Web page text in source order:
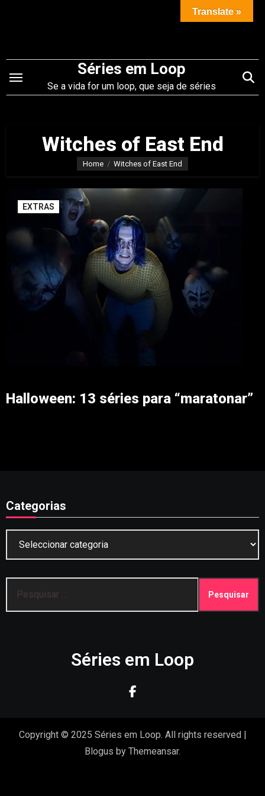
conteúdo
Séries em Loop
Se a vida for um loop, que seja de séries
Witches of East End
Home Witches of East End
EXTRAS
Halloween: 13 séries para “maratonar”
Categorias
por:
Séries em Loop
Copyright © 2025 Séries em Loop. All rights reserved |
Blogus by Themeansar.
Translate »